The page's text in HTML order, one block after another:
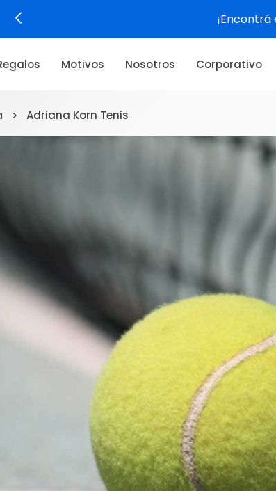
¡Encontrá
Motivos Nosotros Corporativo
Adriana Korn Tenis